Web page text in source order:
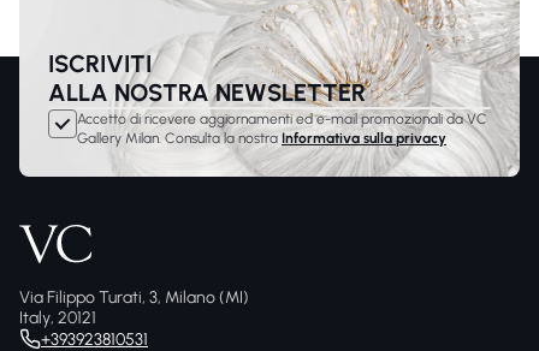
ISCRIVITI
ALLA NOSTRA NEWSLETTER
Accetto di ricevere aggiornamenti ed e-mail promozionali da VC
Gallery Milan. Consulta la nostra Informativa sulla privacy
Via Filippo Turati, 3, Milano (MI)
Italy, 20121
+393923810531